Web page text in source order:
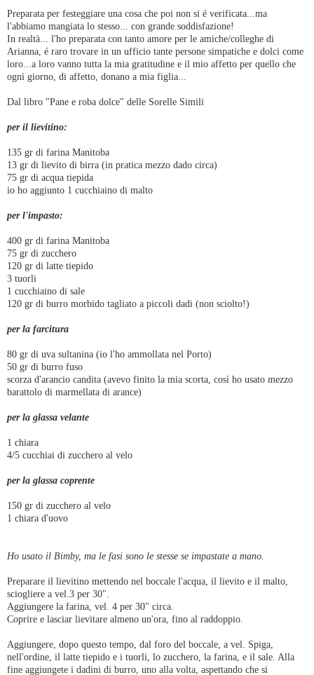
Preparata per festeggiare una cosa che poi non si é verificata...ma
l'abbiamo mangiata lo stesso... con grande soddisfazione!
In realtà... l'ho preparata con tanto amore per le amiche/colleghe di
Arianna, é raro trovare in un ufficio tante persone simpatiche e dolci come
loro...a loro vanno tutta la mia gratitudine e il mio affetto per quello che
ogni giorno, di affetto, donano a mia figlia...
Dal libro "Pane e roba dolce" delle Sorelle Simili
per il lievitino:
135 gr di farina Manitoba
13 gr di lievito di birra (in pratica mezzo dado circa)
75 gr di acqua tiepida
io ho aggiunto 1 cucchiaino di malto
per l'impasto:
400 gr di farina Manitoba
75 gr di zucchero
120 gr di latte tiepido
3 tuorli
1 cucchiaino di sale
120 gr di burro morbido tagliato a piccoli dadi (non sciolto!)
per la farcitura
80 gr di uva sultanina (io l'ho ammollata nel Porto)
50 gr di burro fuso
scorza d'arancio candita (avevo finito la mia scorta, così ho usato mezzo
barattolo di marmellata di arance)
per la glassa velante
1 chiara
4/5 cucchiai di zucchero al velo
per la glassa coprente
150 gr di zucchero al velo
1 chiara d'uovo
Ho usato il Bimby, ma le fasi sono le stesse se impastate a mano.
Preparare il lievitino mettendo nel boccale l'acqua, il lievito e il malto,
sciogliere a vel.3 per 30".
Aggiungere la farina, vel. 4 per 30" circa.
Coprire e lasciar lievitare almeno un'ora, fino al raddoppio.
Aggiungere, dopo questo tempo, dal foro del boccale, a vel. Spiga,
nell'ordine, il latte tiepido e i tuorli, lo zucchero, la farina, e il sale. Alla
fine aggiungete i dadini di burro, uno alla volta, aspettando che si